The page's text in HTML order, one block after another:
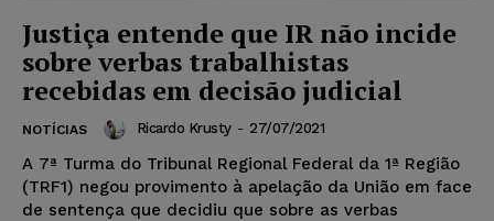
Justiça entende que IR não incide
sobre verbas trabalhistas
recebidas em decisão judicial
NOTÍCIAS Ricardo Krusty - 27/07/2021
A 7ª Turma do Tribunal Regional Federal da 1ª Região
(TRF1) negou provimento à apelação da União em face
de sentença que decidiu que sobre as verbas